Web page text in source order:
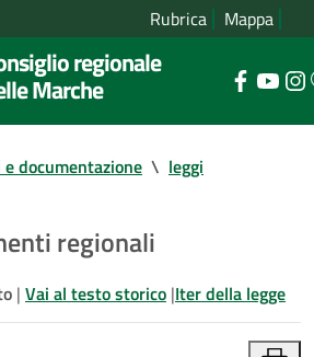
Rubrica Mappa
regionale
Marche
documentazione \ leggi
regionali
| Vai al testo storico |Iter della legge